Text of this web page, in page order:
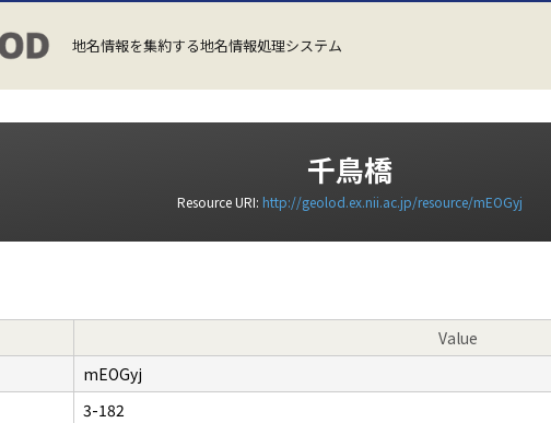
地名情報を集約する地名情報処理システム
千鳥橋
Resource URI: http://geolod.ex.nii.ac.jp/resource/mEOGyj
Value
mEOGyj
3-182